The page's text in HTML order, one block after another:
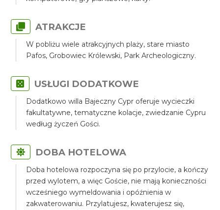
ATRAKCJE
W pobliżu wiele atrakcyjnych plaży, stare miasto
Pafos, Grobowiec Królewski, Park Archeologiczny.
USŁUGI DODATKOWE
Dodatkowo willa Bajeczny Cypr oferuje wycieczki
fakultatywne, tematyczne kolacje, zwiedzanie Cypru
według życzeń Gości.
DOBA HOTELOWA
Doba hotelowa rozpoczyna się po przylocie, a kończy
przed wylotem, a więc Goście, nie mają konieczności
wcześniego wymeldowania i opóźnienia w
zakwaterowaniu. Przylatujesz, kwaterujesz się,